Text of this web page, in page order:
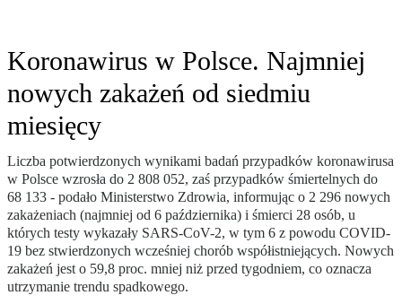
Koronawirus w Polsce. Najmniej
nowych zakażeń od siedmiu
miesięcy
Liczba potwierdzonych wynikami badań przypadków koronawirusa
w Polsce wzrosła do 2 808 052, zaś przypadków śmiertelnych do
68 133 - podało Ministerstwo Zdrowia, informując o 2 296 nowych
zakażeniach (najmniej od 6 października) i śmierci 28 osób, u
których testy wykazały SARS-CoV-2, w tym 6 z powodu COVID-
19 bez stwierdzonych wcześniej chorób współistniejących. Nowych
zakażeń jest o 59,8 proc. mniej niż przed tygodniem, co oznacza
utrzymanie trendu spadkowego.